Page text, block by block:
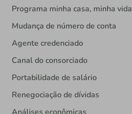
Programa minha casa, minha vida
Mudança de número de conta
Agente credenciado
Canal do consorciado
Portabilidade de salário
Renegociação de dívidas
Análises econômicas